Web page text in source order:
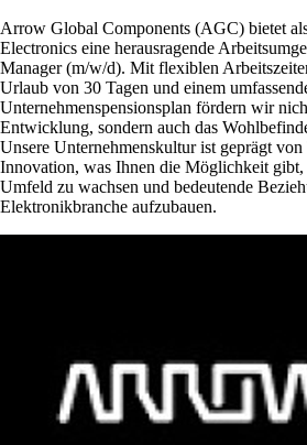
Arrow Global Components (AGC) bietet
Electronics eine herausragende
Manager (m/w/d). Mit flexiblen
Urlaub von 30 Tagen und einem
Unternehmenspensionsplan fördern wir
Entwicklung, sondern auch das
Unsere Unternehmenskultur ist geprägt von
Innovation, was Ihnen die Möglichkeit gibt,
Umfeld zu wachsen und bedeutende
Elektronikbranche aufzubauen.